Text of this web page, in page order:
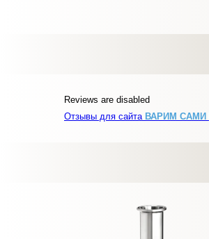
Reviews are disabled
Отзывы для сайта ВАРИМ САМИ